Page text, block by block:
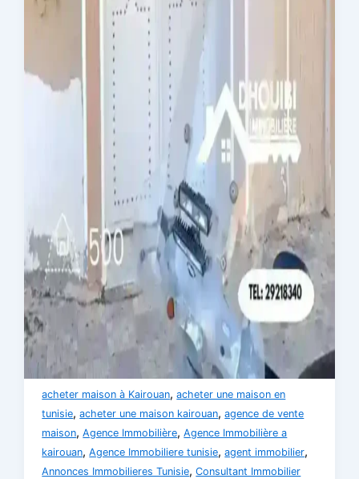
acheter maison à Kairouan,acheter une maison en
tunisie,acheter une maison kairouan,agence de vente
maison,Agence Immobilière,Agence Immobilière a
kairouan,Agence Immobiliere tunisie,agent immobilier,
Annonces Immobilieres Tunisie,Consultant Immobilier